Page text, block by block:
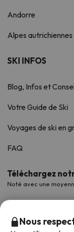
Andorre
Alpes autrichiennes
SKI INFOS
Blog, Infos et
Votre Guide de Ski
Voyages de ski en
FAQ
Téléchargez
Noté avec une
Nous